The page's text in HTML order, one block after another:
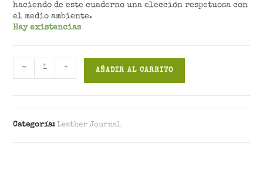
haciendo de este cuaderno una elección respetuosa con
el medio ambiente.
Hay existencias
- + AÑADIR AL CARRITO
Categoría: Leather Journal